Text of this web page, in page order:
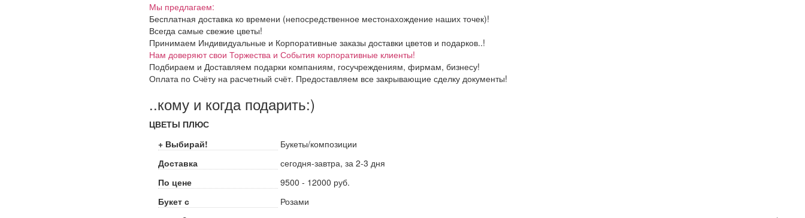
Мы предлагаем:
Бесплатная доставка ко времени (непосредственное местонахождение наших точек)!
Всегда самые свежие цветы!
Принимаем Индивидуальные и Корпоративные заказы доставки цветов и подарков..!
Нам доверяют свои Торжества и События корпоративные клиенты!
Подбираем и Доставляем подарки компаниям, госучреждениям, фирмам, бизнесу!
Оплата по Счёту на расчетный счёт. Предоставляем все закрывающие сделку документы!
..кому и когда подарить:)
ЦВЕТЫ ПЛЮС
+ Выбирай!
Букеты/композиции
Доставка
сегодня-завтра, за 2-3 дня
По цене
9500 - 12000 руб.
Букет с
Розами